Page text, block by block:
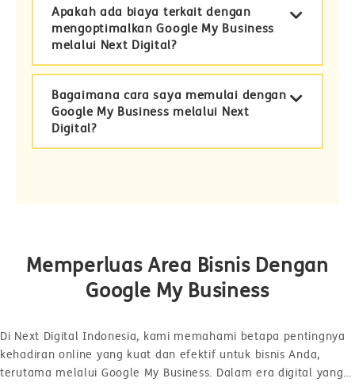
Apakah ada biaya terkait dengan
mengoptimalkan Google My Business
melalui Next Digital?
Bagaimana cara saya memulai dengan
Google My Business melalui Next
Digital?
Memperluas Area Bisnis Dengan
Google My Business
Di Next Digital Indonesia, kami memahami betapa pentingnya
kehadiran online yang kuat dan efektif untuk bisnis Anda,
terutama melalui Google My Business. Dalam era digital yang